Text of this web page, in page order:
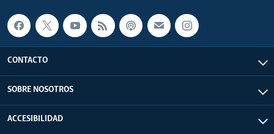
CONTACTO
SOBRE NOSOTROS
ACCESIBILIDAD